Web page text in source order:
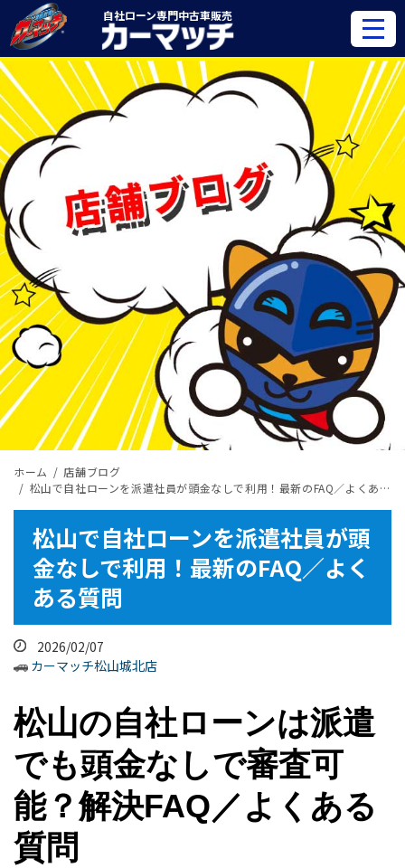
自社ローン専門中古車販売
ホーム
店舗ブログ
松山で自社ローンを派遣社員が頭金なしで利用！最新のFAQ／よくある質問
松山で自社ローンを派遣社員が頭
金なしで利用！最新のFAQ／よく
ある質問
2026/02/07
カーマッチ松山城北店
松山の自社ローンは派遣
でも頭金なしで審査可
能？解決FAQ／よくある
質問